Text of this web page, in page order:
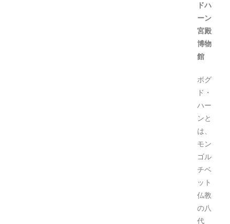
ドハ
ーン
宮殿
博物
館
ボグ
ド・
ハー
ンと
は、
モン
ゴル
チベ
ット
仏教
の八
代